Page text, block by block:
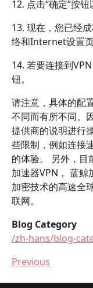
12. 点击“确定”按钮
13. 现在，您已经
络和Internet设置页
14. 若要连接到
钮。
请注意，具体的配
不同而有所不同。
提供商的说明进行
些限制，例如连接
的体验。 另外，目
加速器VPN， 蓝鲸
加密技术的高速全
联网。
Blog Category
/zh-hans/blog-
Previous